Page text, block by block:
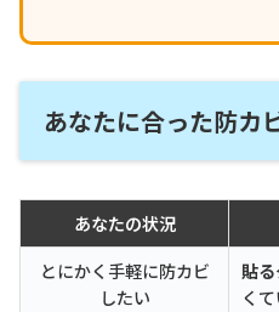
あなたに合った防カ
あなたの状況
とにかく手軽に防カビ
したい
貼
くて